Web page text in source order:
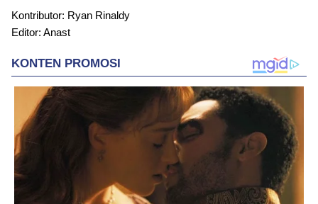
Kontributor: Ryan Rinaldy
Editor: Anast